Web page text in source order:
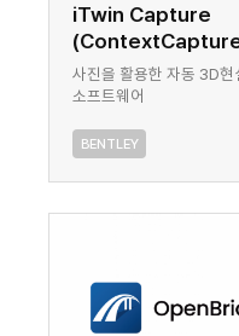
iTwin Capture
사진을 활용한 자동 3D현
소프트웨어
BENTLEY